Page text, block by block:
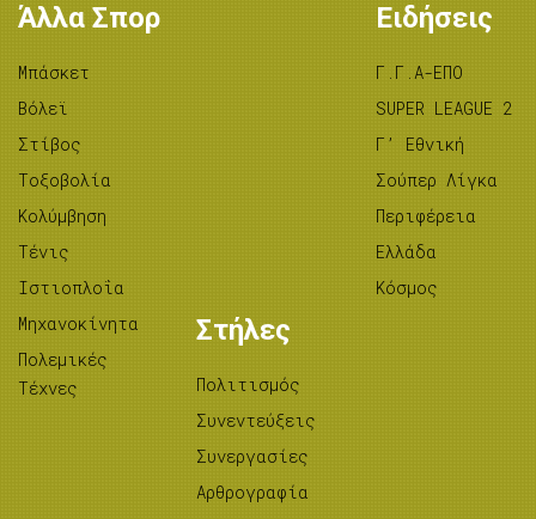
Άλλα Σπορ
Μπάσκετ
Βόλεϊ
Στίβος
Tοξοβολία
Κολύμβηση
Τένις
Ιστιοπλοΐα
Μηχανοκίνητα
Πολεμικές
Τέχνες
Ειδήσεις
Γ.Γ.Α-ΕΠΟ
SUPER LEAGUE 2
Γ’ Εθνική
Σούπερ Λίγκα
Περιφέρεια
Ελλάδα
Κόσμος
Στήλες
Πολιτισμός
Συνεντεύξεις
Συνεργασίες
Αρθρογραφία